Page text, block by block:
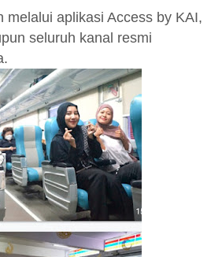
melalui aplikasi Access by KAI,
seluruh kanal resmi